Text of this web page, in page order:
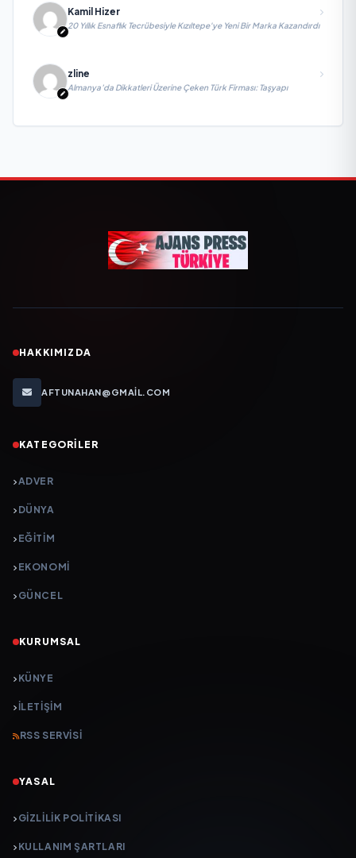
Kamil Hizer
20 Yıllık Esnaflık Tecrübesiyle Kızıltepe'ye Yeni Bir Marka Kazandırdı
zline
Almanya’da Dikkatleri Üzerine Çeken Türk Firması: Taşyapı
HAKKIMIZDA
AFTUNAHAN@GMAIL.COM
KATEGORILER
ADVER
DÜNYA
EĞİTİM
EKONOMİ
GÜNCEL
KURUMSAL
KÜNYE
İLETIŞIM
RSS SERVISI
YASAL
GIZLILIK POLITIKASI
KULLANIM ŞARTLARI